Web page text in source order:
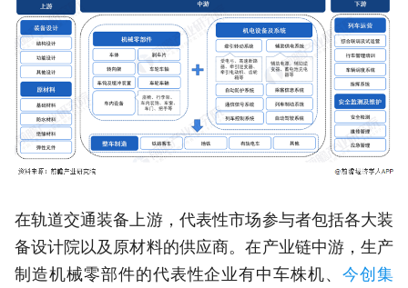
在轨道交通装备上游，代表性市场参与者包括各大装
备设计院以及原材料的供应商。在产业链中游，生产
制造机械零部件的代表性企业有中车株机、今创集